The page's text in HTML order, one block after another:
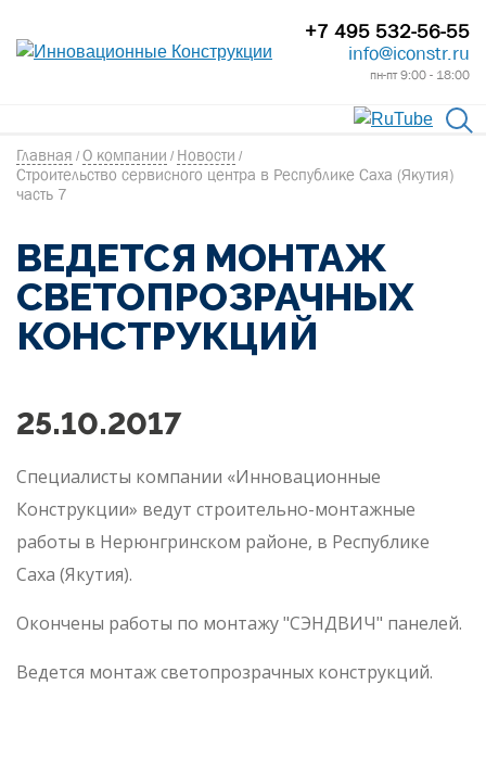
+7 495 532-56-55
info@iconstr.ru
пн-пт 9:00 - 18:00
Главная / О компании / Новости /
Строительство сервисного центра в Республике Саха (Якутия)
часть 7
ВЕДЕТСЯ МОНТАЖ
СВЕТОПРОЗРАЧНЫХ
КОНСТРУКЦИЙ
25.10.2017
Специалисты компании «Инновационные
Конструкции» ведут строительно-монтажные
работы в Нерюнгринском районе, в Республике
Саха (Якутия).
Окончены работы по монтажу "СЭНДВИЧ" панелей.
Ведется монтаж светопрозрачных конструкций.